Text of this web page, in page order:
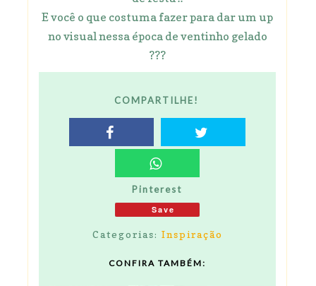
E você o que costuma fazer para dar um up
no visual nessa época de ventinho gelado
???
COMPARTILHE!
Pinterest
Save
Categorias: Inspiração
CONFIRA TAMBÉM: